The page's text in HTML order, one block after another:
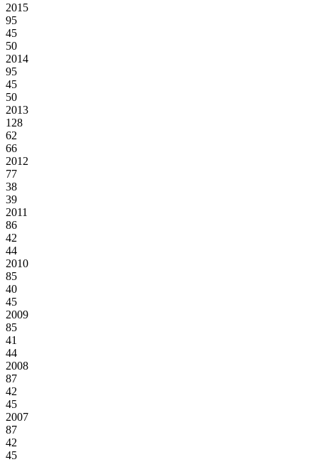
2015
95
45
50
2014
95
45
50
2013
128
62
66
2012
77
38
39
2011
86
42
44
2010
85
40
45
2009
85
41
44
2008
87
42
45
2007
87
42
45